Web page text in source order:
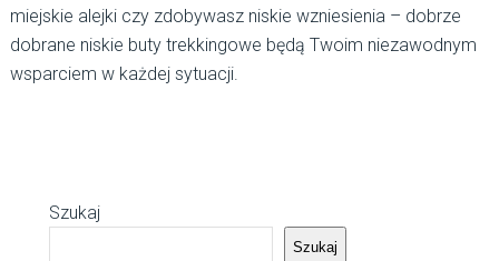
miejskie alejki czy zdobywasz niskie wzniesienia – dobrze
dobrane niskie buty trekkingowe będą Twoim niezawodnym
wsparciem w każdej sytuacji.
Szukaj
Szukaj